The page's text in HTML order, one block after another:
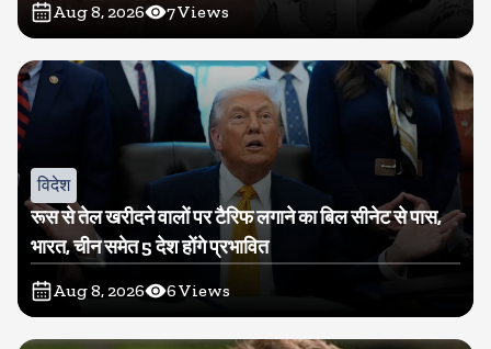
Aug 8, 2026 7Views
विदेश
रूस से तेल खरीदने वालों पर टैरिफ लगाने का बिल सीनेट से पास,
भारत, चीन समेत 5 देश होंगे प्रभावित
Aug 8, 2026 6Views